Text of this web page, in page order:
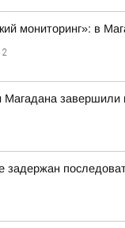
мониторинг»: в
Магадана
задержан